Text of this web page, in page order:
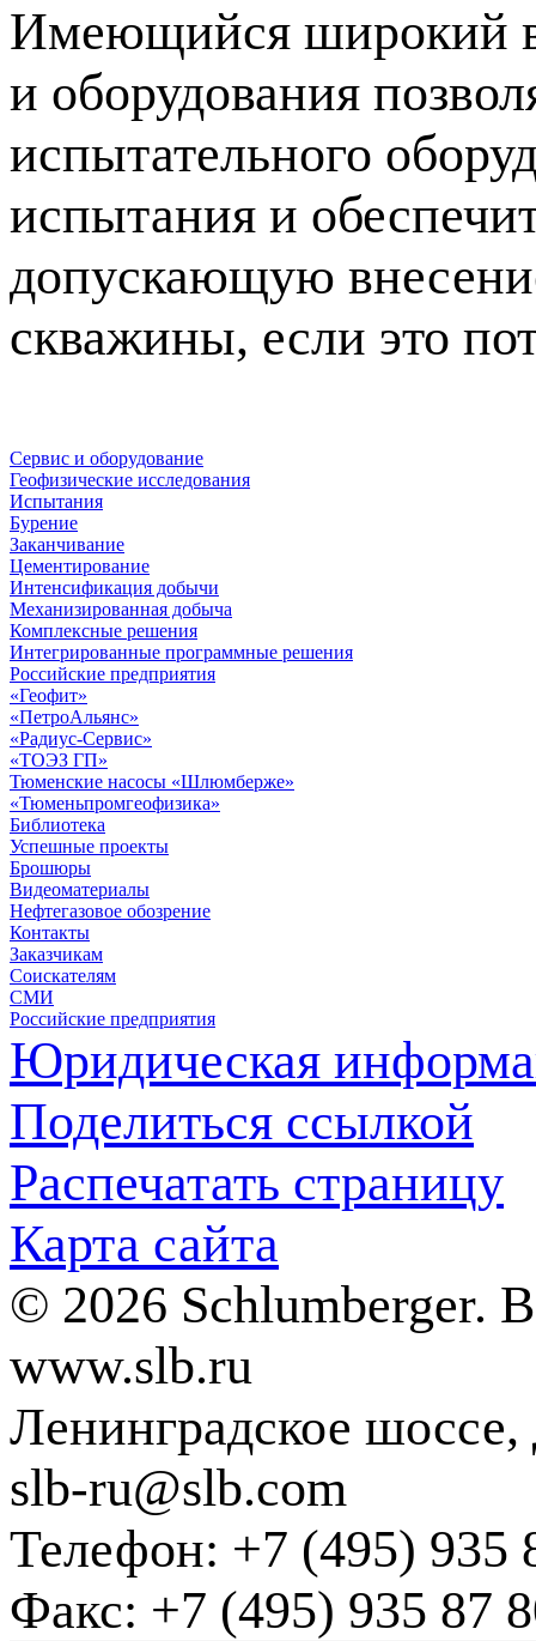
Имеющийся широкий
и оборудования
испытательного
испытания и
допускающую
скважины, если это
Сервис и оборудование
Геофизические исследования
Испытания
Бурение
Заканчивание
Цементирование
Интенсификация добычи
Механизированная добыча
Комплексные решения
Интегрированные программные решения
Российские предприятия
«Геофит»
«ПетроАльянс»
«Радиус-Сервис»
«ТОЭЗ ГП»
Тюменские насосы «Шлюмберже»
«Тюменьпромгеофизика»
Библиотека
Успешные проекты
Брошюры
Видеоматериалы
Нефтегазовое обозрение
Контакты
Заказчикам
Соискателям
СМИ
Российские предприятия
Юридическая
Поделиться ссылкой
Распечатать страницу
Карта сайта
© 2026 Schlumberger.
www.slb.ru
Ленинградское
slb-ru@slb.com
Телефон: +7 (495) 935
Факс: +7 (495) 935 87